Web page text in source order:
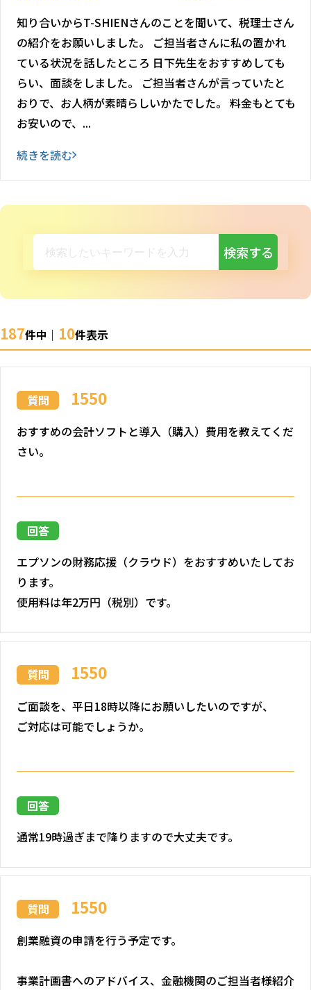
知り合いからT-SHIENさんのことを聞いて、税理士さん
の紹介をお願いしました。 ご担当者さんに私の置かれ
ている状況を話したところ 日下先生をおすすめしても
らい、面談をしました。 ご担当者さんが言っていたと
おりで、お人柄が素晴らしいかたでした。 料金もとても
お安いので、...
続きを読む
検索する
187件中｜ 10件表示
質問 1550
おすすめの会計ソフトと導入（購入）費用を教えてくだ
さい。
回答
エプソンの財務応援（クラウド）をおすすめいたしてお
ります。
使用料は年2万円（税別）です。
質問 1550
ご面談を、平日18時以降にお願いしたいのですが、
ご対応は可能でしょうか。
回答
通常19時過ぎまで降りますので大丈夫です。
質問 1550
創業融資の申請を行う予定です。
事業計画書へのアドバイス、金融機関のご担当者様紹介